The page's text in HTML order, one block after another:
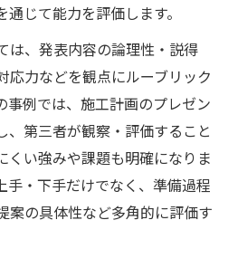
じて能力を評価します。
は、発表内容の論理性・説得
応力などを観点にルーブリック
事例では、施工計画のプレゼン
、第三者が観察・評価すること
くい強みや課題も明確になりま
手・下手だけでなく、準備過程
案の具体性など多角的に評価す